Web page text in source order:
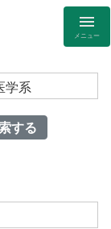
メニュー
学系
する